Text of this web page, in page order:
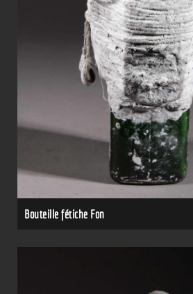
Bouteille fétiche Fon